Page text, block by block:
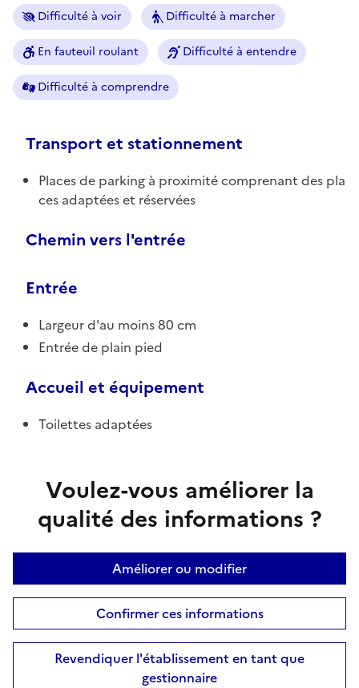
Difficulté à voir Difficulté à marcher
En fauteuil roulant Difficulté à entendre
Difficulté à comprendre
Transport et stationnement
Places de parking à proximité comprenant des pla
ces adaptées et réservées
Chemin vers l'entrée
Entrée
Largeur d'au moins 80 cm
Entrée de plain pied
Accueil et équipement
Toilettes adaptées
Voulez-vous améliorer la
qualité des informations ?
Améliorer ou modifier
Confirmer ces informations
Revendiquer l'établissement en tant que
gestionnaire